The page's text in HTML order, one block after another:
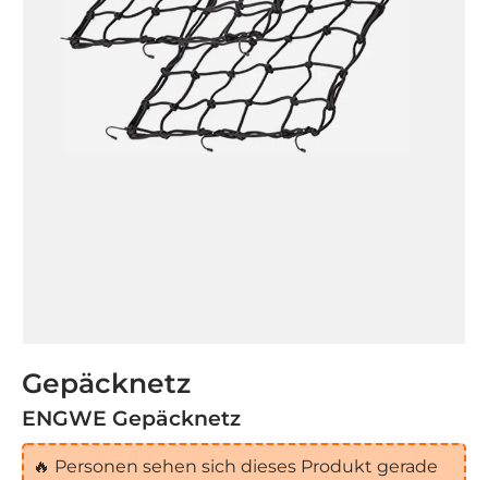
Gepäcknetz
ENGWE Gepäcknetz
🔥 Personen sehen sich dieses Produkt gerade